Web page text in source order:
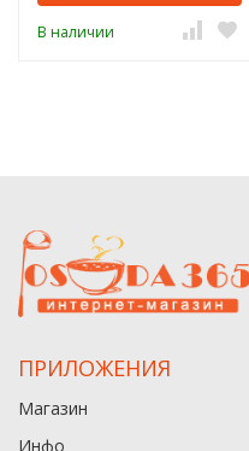
В наличии
ПРИЛОЖЕНИЯ
Магазин
Инфо